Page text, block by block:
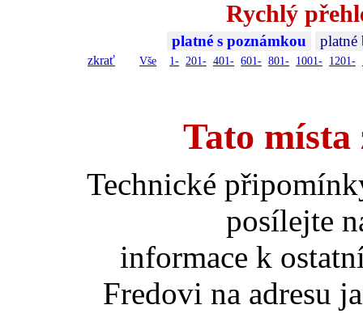
zkrať
Rychlý
platné s poznámkou platné
Vše 1- 201- 401- 601- 801- 1001- 1201-
Tato
Technické
posílejte
informace k
Fredovi na adresu